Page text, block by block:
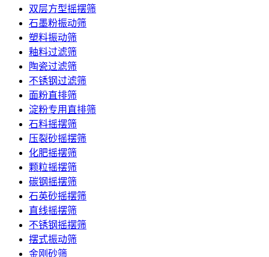
双层方型摇摆筛
石墨粉振动筛
塑料振动筛
釉料过滤筛
陶瓷过滤筛
不锈钢过滤筛
面粉直排筛
淀粉专用直排筛
石料摇摆筛
压裂砂摇摆筛
化肥摇摆筛
颗粒摇摆筛
碳钢摇摆筛
石英砂摇摆筛
直线摇摆筛
不锈钢摇摆筛
摆式振动筛
金刚砂筛